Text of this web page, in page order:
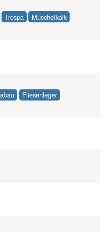
Trespa
Muschelkalk
Fliesenleger